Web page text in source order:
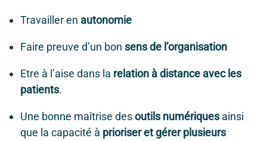
Travailler en autonomie
Faire preuve d’un bon sens de l’organisation
Etre à l’aise dans la relation à distance avec les
patients.
Une bonne maîtrise desoutils numériquesainsi
que la capacité à prioriser et gérer plusieurs